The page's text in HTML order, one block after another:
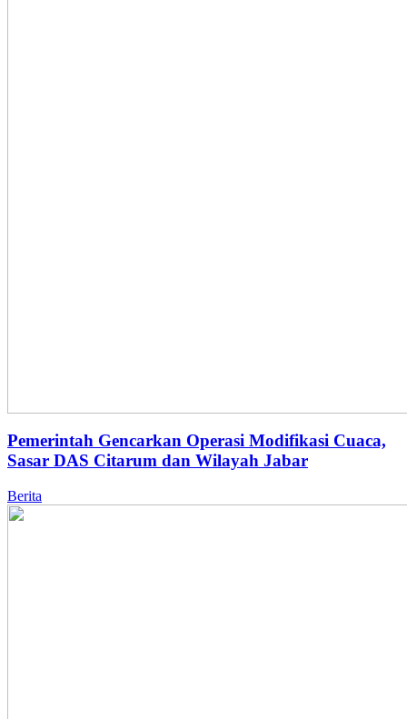
Pemerintah Gencarkan Operasi Modifikasi Cuaca,
Sasar DAS Citarum dan Wilayah Jabar
Berita